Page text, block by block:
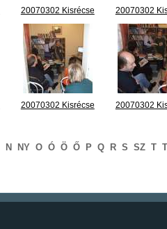
20070302 Kisrécse
megnyitó 14.jpg
20070302
megnyitó
20070302 Kisrécse
20070302
N NY O Ó Ö Ő P Q R S SZ T